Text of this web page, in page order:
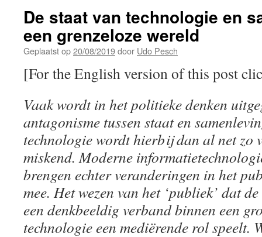
De staat van technologie en
een grenzeloze wereld
Geplaatst op20/08/2019door Udo Pesch
[For the English version of this post
Vaak wordt in het politieke denken
antagonisme tussen staat en
technologie wordt hierbij dan al net zo
miskend. Moderne
brengen echter veranderingen in het
mee. Het wezen van het ‘publiek’ dat
een denkbeeldig verband binnen een
technologie een mediërende rol speelt.